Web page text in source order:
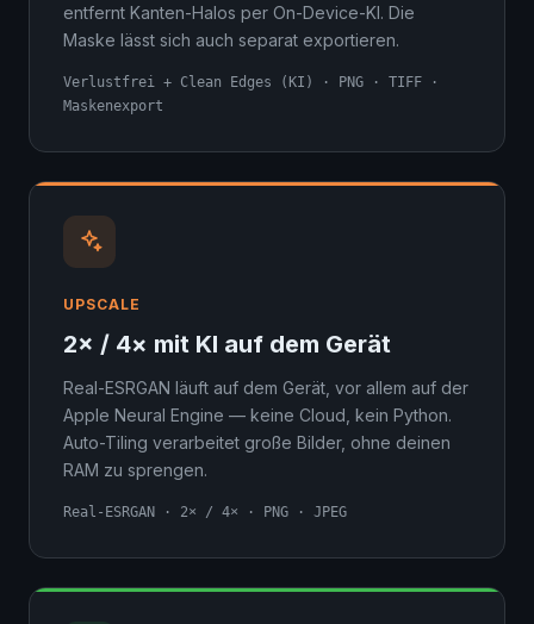
entfernt Kanten-Halos per On-Device-KI. Die
Maske lässt sich auch separat exportieren.
Verlustfrei + Clean Edges (KI) · PNG · TIFF ·
Maskenexport
UPSCALE
2× / 4× mit KI auf dem Gerät
Real-ESRGAN läuft auf dem Gerät, vor allem auf der
Apple Neural Engine — keine Cloud, kein Python.
Auto-Tiling verarbeitet große Bilder, ohne deinen
RAM zu sprengen.
Real-ESRGAN · 2× / 4× · PNG · JPEG